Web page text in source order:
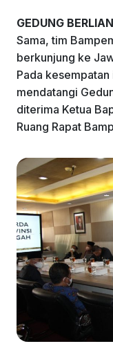
o
k
GEDUNG
Sama, tim
berkunjung ke
Pada
mendatangi
diterima Ketua
Ruang Rapat